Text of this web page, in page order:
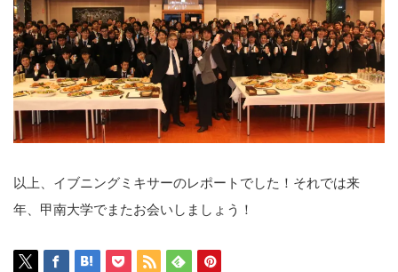
以上、イブニングミキサーのレポートでした！それでは来
年、甲南大学でまたお会いしましょう！